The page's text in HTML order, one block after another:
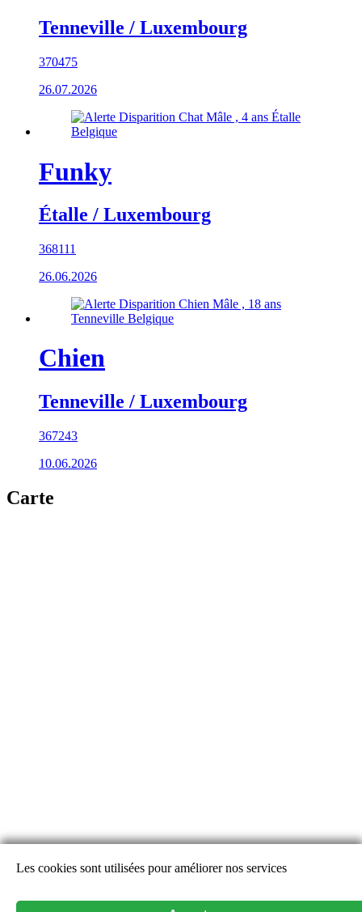
Tenneville / Luxembourg
370475
26.07.2026
Funky
Étalle / Luxembourg
368111
26.06.2026
Chien
Tenneville / Luxembourg
367243
10.06.2026
Carte
Alertes Disparition
Les cookies sont utilisées pour améliorer nos services